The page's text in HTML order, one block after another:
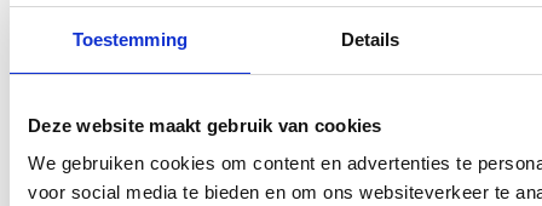
Toestemming Details
Deze website maakt gebruik van cookies
We gebruiken cookies om content en advertenties te
voor social media te bieden en om ons websiteverkeer te